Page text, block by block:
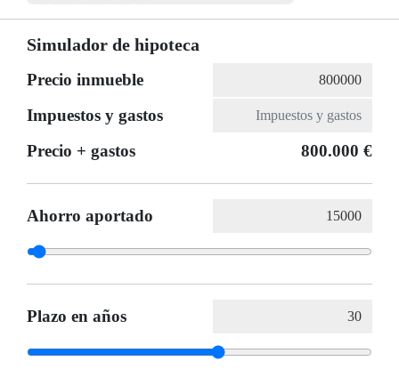
Simulador de hipoteca
Precio inmueble
Impuestos y gastos
Precio + gastos
800.000 €
Ahorro aportado
Plazo en años